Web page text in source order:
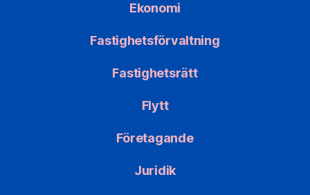
Ekonomi
Fastighetsförvaltning
Fastighetsrätt
Flytt
Företagande
Juridik